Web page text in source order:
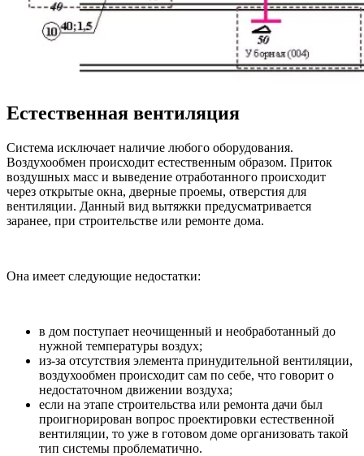
Естественная вентиляция
Система исключает наличие любого оборудования.
Воздухообмен происходит естественным образом. Приток
воздушных масс и выведение отработанного происходит
через открытые окна, дверные проемы, отверстия для
вентиляции. Данный вид вытяжки предусматривается
заранее, при строительстве или ремонте дома.
Она имеет следующие недостатки:
в дом поступает неочищенный и необработанный до
нужной температуры воздух;
из-за отсутствия элемента принудительной вентиляции,
воздухообмен происходит сам по себе, что говорит о
недостаточном движении воздуха;
если на этапе строительства или ремонта дачи был
проигнорирован вопрос проектировки естественной
вентиляции, то уже в готовом доме организовать такой
тип системы проблематично.